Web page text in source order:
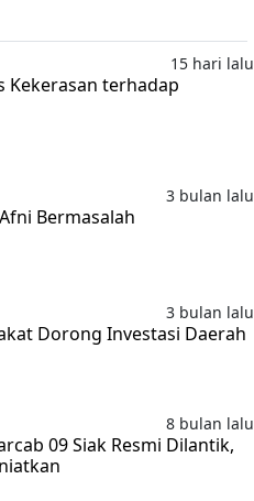
15 hari lalu
Kekerasan terhadap
3 bulan lalu
Bermasalah
3 bulan lalu
Dorong Investasi Daerah
8 bulan lalu
09 Siak Resmi Dilantik,